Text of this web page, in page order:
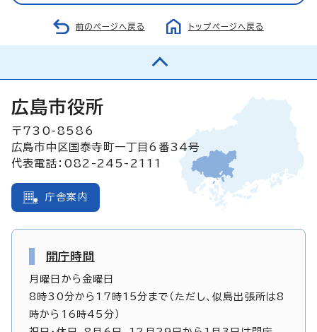
前のページへ戻る トップページへ戻る
広島市役所
〒730-8586
広島市中区国泰寺町一丁目6番34号
代表電話：082-245-2111
庁舎案内
開庁時間
月曜日から金曜日
8時30分から17時15分まで（ただし、似島出張所は8
時から16時45分）